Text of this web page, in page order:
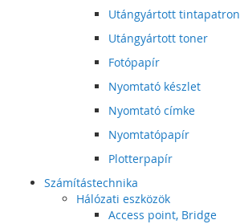
Utángyártott tintapatron
Utángyártott toner
Fotópapír
Nyomtató készlet
Nyomtató címke
Nyomtatópapír
Plotterpapír
Számítástechnika
Hálózati eszközök
Access point, Bridge